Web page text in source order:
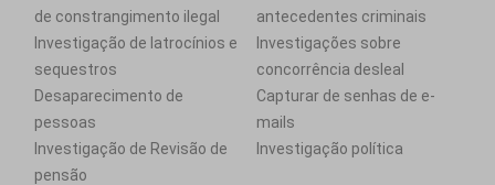
de constrangimento ilegal
antecedentes criminais
Investigação de latrocínios e
sequestros
Investigações sobre
concorrência desleal
Desaparecimento de
pessoas
Capturar de senhas de e-
mails
Investigação de Revisão de
pensão
Investigação política